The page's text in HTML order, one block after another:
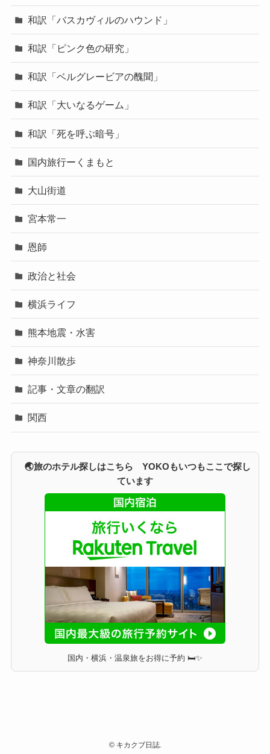
和訳「バスカヴィルのハウンド」
和訳「ピンク色の研究」
和訳「ベルグレービアの醜聞」
和訳「大いなるゲーム」
和訳「死を呼ぶ暗号」
国内旅行ーくまもと
大山街道
宮本常一
恩師
政治と社会
横浜ライフ
熊本地震・水害
神奈川散歩
記事・文章の翻訳
関西
🌏旅のホテル探しはこちら YOKOもいつもここで探し
ています
国内・横浜・温泉旅をお得に予約 🛏✨
©キカクブ日誌.